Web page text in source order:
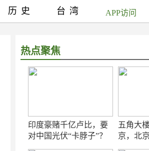
热点聚焦
印度豪赌千亿卢比，要
对中国光伏“卡脖子”？
五角大
京，北
历史 台湾 APP访问